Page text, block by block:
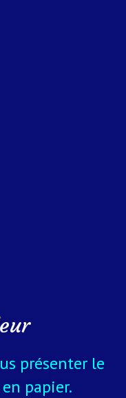
présenter le
papier.